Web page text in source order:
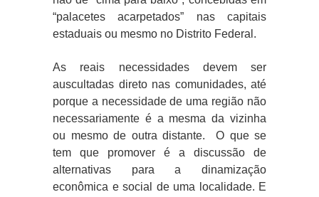
“palacetes acarpetados” nas capitais
estaduais ou mesmo no Distrito Federal.
As reais necessidades devem ser
auscultadas direto nas comunidades, até
porque a necessidade de uma região não
necessariamente é a mesma da vizinha
ou mesmo de outra distante. O que se
tem que promover é a discussão de
alternativas para a dinamização
econômica e social de uma localidade. E